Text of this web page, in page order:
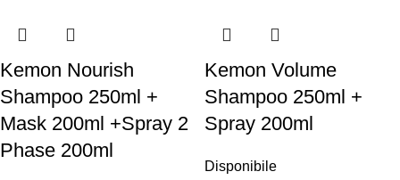
Kemon Nourish
Shampoo 250ml +
Mask 200ml +Spray 2
Phase 200ml
Kemon Volume
Shampoo 250ml +
Spray 200ml
Disponibile